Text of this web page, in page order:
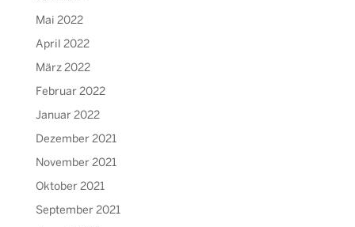
Mai 2022
April 2022
März 2022
Februar 2022
Januar 2022
Dezember 2021
November 2021
Oktober 2021
September 2021